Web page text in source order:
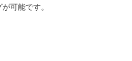
可能です。